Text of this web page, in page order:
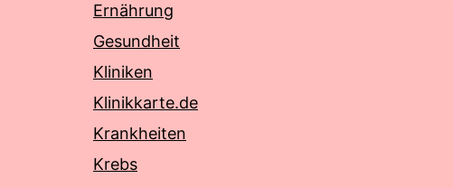
Ernährung
Gesundheit
Kliniken
Klinikkarte.de
Krankheiten
Krebs